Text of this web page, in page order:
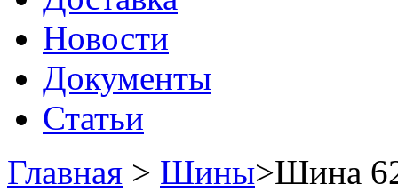
Новости
Документы
Статьи
Главная > Шины>Шина